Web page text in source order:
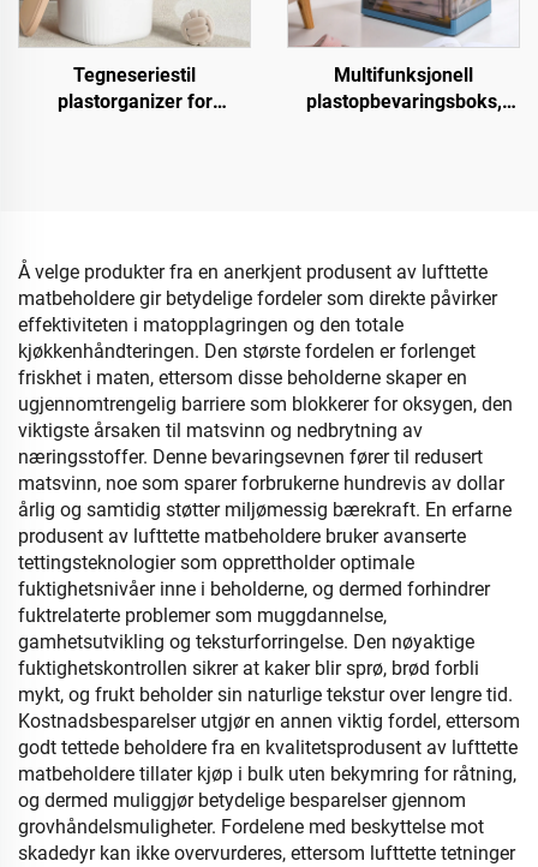
Tegneseriestil
plastorganizer for
Multifunksjonell
plastopbevaringsboks,
Å velge produkter fra en anerkjent produsent av lufttette
matbeholdere gir betydelige fordeler som direkte påvirker
effektiviteten i matopplagringen og den totale
kjøkkenhåndteringen. Den største fordelen er forlenget
friskhet i maten, ettersom disse beholderne skaper en
ugjennomtrengelig barriere som blokkerer for oksygen, den
viktigste årsaken til matsvinn og nedbrytning av
næringsstoffer. Denne bevaringsevnen fører til redusert
matsvinn, noe som sparer forbrukerne hundrevis av dollar
årlig og samtidig støtter miljømessig bærekraft. En erfarne
produsent av lufttette matbeholdere bruker avanserte
tettingsteknologier som opprettholder optimale
fuktighetsnivåer inne i beholderne, og dermed forhindrer
fuktrelaterte problemer som muggdannelse,
gamhetsutvikling og teksturforringelse. Den nøyaktige
fuktighetskontrollen sikrer at kaker blir sprø, brød forbli
mykt, og frukt beholder sin naturlige tekstur over lengre tid.
Kostnadsbesparelser utgjør en annen viktig fordel, ettersom
godt tettede beholdere fra en kvalitetsprodusent av lufttette
matbeholdere tillater kjøp i bulk uten bekymring for råtning,
og dermed muliggjør betydelige besparelser gjennom
grovhåndelsmuligheter. Fordelene med beskyttelse mot
skadedyr kan ikke overvurderes, ettersom lufttette tetninger